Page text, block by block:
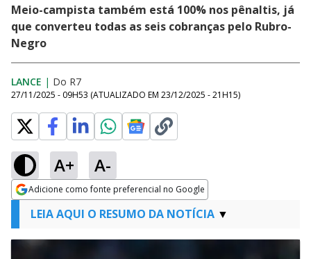
Meio-campista também está 100% nos pênaltis, já
que converteu todas as seis cobranças pelo Rubro-
Negro
LANCE | Do R7
27/11/2025 - 09H53 (ATUALIZADO EM 23/12/2025 - 21H15)
A+ A-
Adicione como fonte preferencial no Google
Opens in new window
LEIA AQUI O RESUMO DA NOTÍCIA